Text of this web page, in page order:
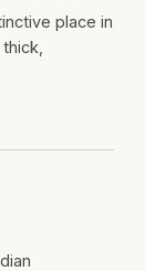
place in